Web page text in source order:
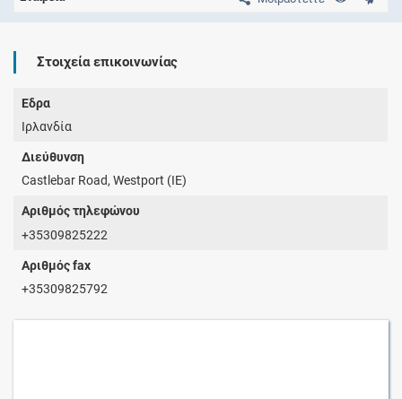
Στοιχεία επικοινωνίας
Έδρα
Ιρλανδία
Διεύθυνση
Castlebar Road, Westport (IE)
Αριθμός τηλεφώνου
+35309825222
Αριθμός fax
+35309825792